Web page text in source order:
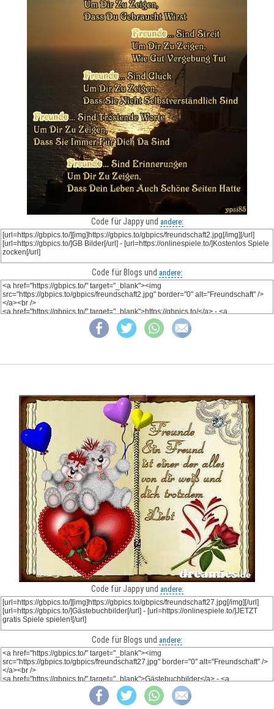
Code für Jappy und andere:
Code für Blogs und andere:
Code für Jappy und andere:
Code für Blogs und andere: